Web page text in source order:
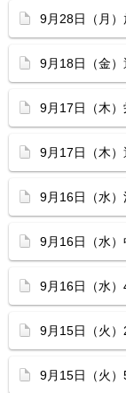
9月28日（月
9月18日（金
9月17日（木）
9月17日（木
9月16日（水
9月16日（水
9月16日（水
9月15日（火
9月15日（火